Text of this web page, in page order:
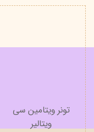
تونر ویتامین سی
ویتالیر